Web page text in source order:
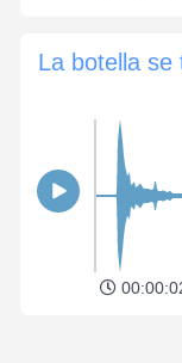
La botella